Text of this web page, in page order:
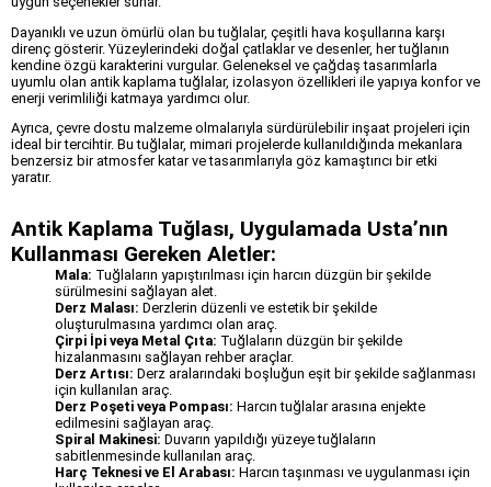
Dayanıklı ve uzun ömürlü olan bu tuğlalar, çeşitli hava koşullarına karşı
direnç gösterir. Yüzeylerindeki doğal çatlaklar ve desenler, her tuğlanın
kendine özgü karakterini vurgular. Geleneksel ve çağdaş tasarımlarla
uyumlu olan antik kaplama tuğlalar, izolasyon özellikleri ile yapıya konfor ve
enerji verimliliği katmaya yardımcı olur.
Ayrıca, çevre dostu malzeme olmalarıyla sürdürülebilir inşaat projeleri için
ideal bir tercihtir. Bu tuğlalar, mimari projelerde kullanıldığında mekanlara
benzersiz bir atmosfer katar ve tasarımlarıyla göz kamaştırıcı bir etki
yaratır.
Antik Kaplama Tuğlası, Uygulamada Usta’nın
Kullanması Gereken Aletler:
Mala: Tuğlaların yapıştırılması için harcın düzgün bir şekilde
sürülmesini sağlayan alet.
Derz Malası: Derzlerin düzenli ve estetik bir şekilde
oluşturulmasına yardımcı olan araç.
Çirpi İpi veya Metal Çıta: Tuğlaların düzgün bir şekilde
hizalanmasını sağlayan rehber araçlar.
Derz Artısı: Derz aralarındaki boşluğun eşit bir şekilde sağlanması
için kullanılan araç.
Derz Poşeti veya Pompası: Harcın tuğlalar arasına enjekte
edilmesini sağlayan araç.
Spiral Makinesi: Duvarın yapıldığı yüzeye tuğlaların
sabitlenmesinde kullanılan araç.
Harç Teknesi ve El Arabası: Harcın taşınması ve uygulanması için